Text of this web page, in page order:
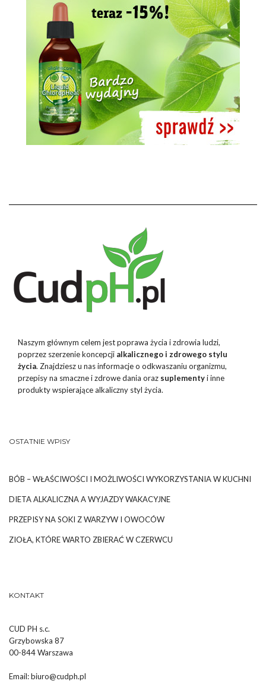
Naszym głównym celem jest poprawa życia i zdrowia ludzi,
poprzez szerzenie koncepcji alkalicznego i zdrowego stylu
życia. Znajdziesz u nas informacje o odkwaszaniu organizmu,
przepisy na smaczne i zdrowe dania oraz suplementyi inne
produkty wspierające alkaliczny styl życia.
OSTATNIE WPISY
BÓB – WŁAŚCIWOŚCI I MOŻLIWOŚCI WYKORZYSTANIA W KUCHNI
DIETA ALKALICZNA A WYJAZDY WAKACYJNE
PRZEPISY NA SOKI Z WARZYW I OWOCÓW
ZIOŁA, KTÓRE WARTO ZBIERAĆ W CZERWCU
KONTAKT
CUD PH s.c.
Grzybowska 87
00-844 Warszawa
Email:biuro@cudph.pl